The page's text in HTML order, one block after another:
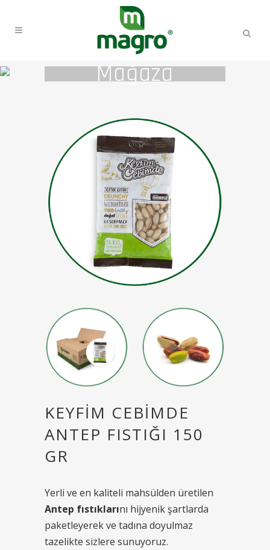
Mağaza
KEYFIM CEBIMDE
ANTEP FISTIĞI 150
GR
Yerli ve en kaliteli mahsülden üretilen
Antep fıstıklarını hijyenik şartlarda
paketleyerek ve tadına doyulmaz
tazelikte sizlere sunuyoruz.